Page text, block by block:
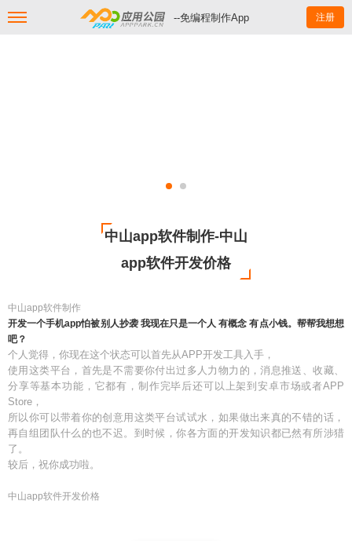
--免编程制作App 注册
中山app软件制作-中山
app软件开发价格
中山app软件制作
开发一个手机app怕被别人抄袭 我现在只是一个人 有概念 有点小钱。帮帮我想想
吧？
个人觉得，你现在这个状态可以首先从APP开发工具入手，
使用这类平台，首先是不需要你付出过多人力物力的，消息推送、收藏、
分享等基本功能，它都有，制作完毕后还可以上架到安卓市场或者APP
Store，
所以你可以带着你的创意用这类平台试试水，如果做出来真的不错的话，
再自组团队什么的也不迟。到时候，你各方面的开发知识都已然有所涉猎
了。
较后，祝你成功啦。
中山app软件开发价格